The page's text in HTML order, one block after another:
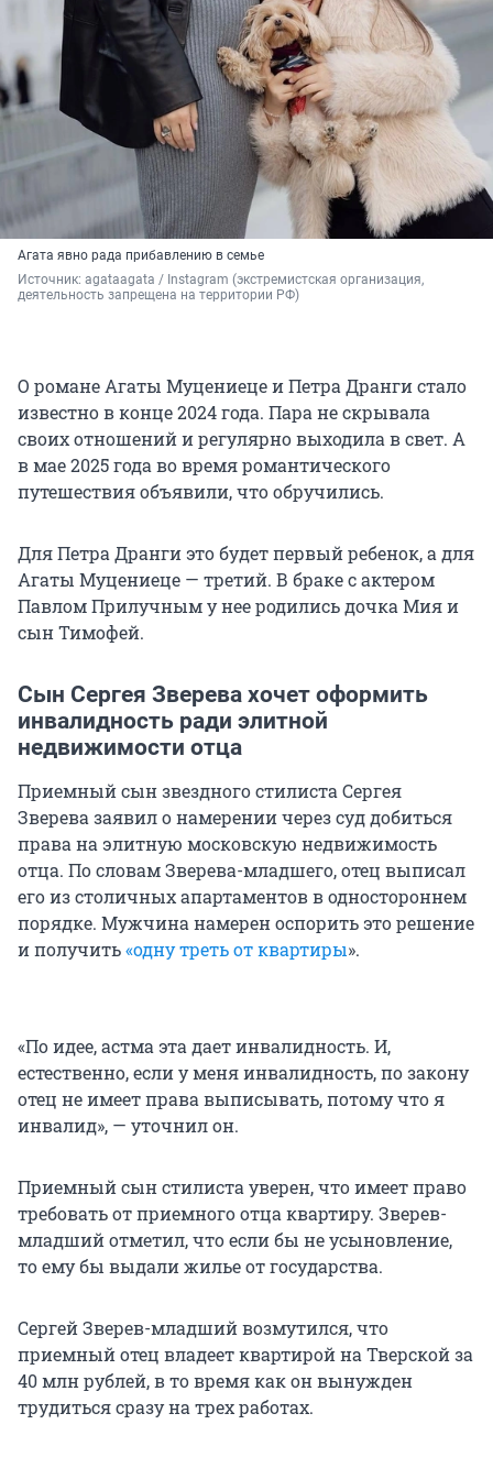
Агата явно рада прибавлению в семье
Источник: agataagata / Instagram (экстремистская организация,
деятельность запрещена на территории РФ)
О романе Агаты Муцениеце и Петра Дранги стало
известно в конце 2024 года. Пара не скрывала
своих отношений и регулярно выходила в свет. А
в мае 2025 года во время романтического
путешествия объявили, что обручились.
Для Петра Дранги это будет первый ребенок, а для
Агаты Муцениеце — третий. В браке с актером
Павлом Прилучным у нее родились дочка Мия и
сын Тимофей.
Сын Сергея Зверева хочет оформить
инвалидность ради элитной
недвижимости отца
Приемный сын звездного стилиста Сергея
Зверева заявил о намерении через суд добиться
права на элитную московскую недвижимость
отца. По словам Зверева-младшего, отец выписал
его из столичных апартаментов в одностороннем
порядке. Мужчина намерен оспорить это решение
и получить«одну треть от квартиры».
«По идее, астма эта дает инвалидность. И,
естественно, если у меня инвалидность, по закону
отец не имеет права выписывать, потому что я
инвалид», — уточнил он.
Приемный сын стилиста уверен, что имеет право
требовать от приемного отца квартиру. Зверев-
младший отметил, что если бы не усыновление,
то ему бы выдали жилье от государства.
Сергей Зверев-младший возмутился, что
приемный отец владеет квартирой на Тверской за
40 млн рублей, в то время как он вынужден
трудиться сразу на трех работах.